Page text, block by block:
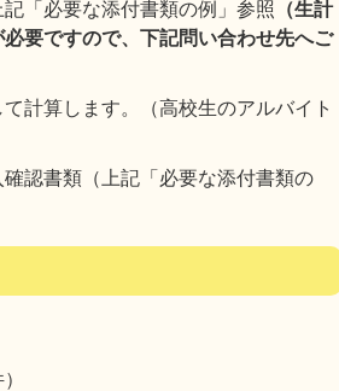
「必要な添付書類の例」参照
（生計
要ですので、下記問い合わせ先へご
計算します。（高校生のアルバイト
認書類（上記「必要な添付書類の